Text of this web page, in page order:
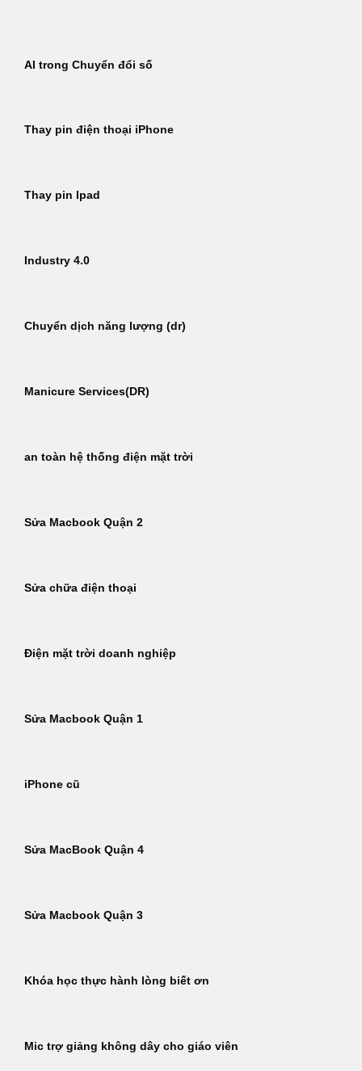
dungAI trong Chuyển đổi số
Thay pin điện thoại iPhone
Thay pin Ipad
Industry 4.0
Chuyển dịch năng lượng (dr)
Manicure Services(DR)
an toàn hệ thống điện mặt trời
Sửa Macbook Quận 2
Sửa chữa điện thoại
Điện mặt trời doanh nghiệp
Sửa Macbook Quận 1
iPhone cũ
Sửa MacBook Quận 4
Sửa Macbook Quận 3
Khóa học thực hành lòng biết ơn
Mic trợ giảng không dây cho giáo viên